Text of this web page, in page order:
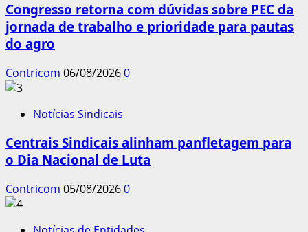
Congresso retorna com dúvidas sobre PEC da
jornada de trabalho e prioridade para pautas
do agro
Contricom 06/08/20260
Notícias Sindicais
Centrais Sindicais alinham panfletagem para
o Dia Nacional de Luta
Contricom 05/08/20260